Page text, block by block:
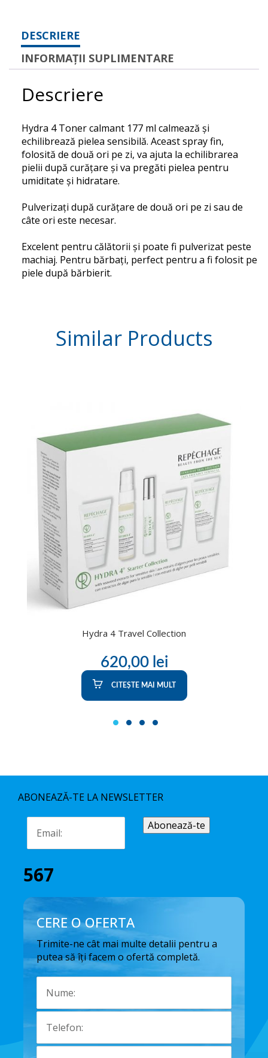
DESCRIERE
INFORMAȚII SUPLIMENTARE
Descriere
Hydra 4 Toner calmant 177 ml calmează și
echilibrează pielea sensibilă. Aceast spray fin,
folosită de două ori pe zi, va ajuta la echilibrarea
pielii după curățare și va pregăti pielea pentru
umiditate și hidratare.
Pulverizați după curățare de două ori pe zi sau de
câte ori este necesar.
Excelent pentru călătorii și poate fi pulverizat peste
machiaj. Pentru bărbați, perfect pentru a fi folosit pe
piele după bărbierit.
Similar Products
Hydra 4 Travel Collection
620,00 lei
CITEȘTE MAI MULT
1 2 3 4
ABONEAZĂ-TE LA NEWSLETTER
567
CERE O OFERTA
Trimite-ne cât mai multe detalii pentru a
putea să îți facem o ofertă completă.